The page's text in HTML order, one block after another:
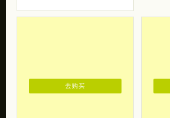
颜物 把绿色带回
去购买
禅